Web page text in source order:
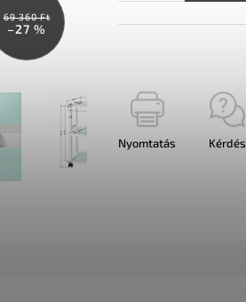
69 360 Ft
–27 %
Nyomtatás Kérdés